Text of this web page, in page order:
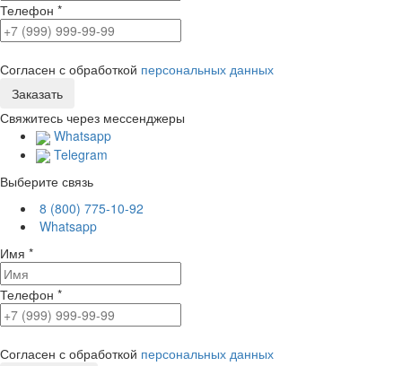
Телефон *
Согласен с обработкой персональных данных
Свяжитесь через мессенджеры
Whatsapp
Telegram
Выберите связь
8 (800) 775-10-92
Whatsapp
Имя *
Телефон *
Согласен с обработкой персональных данных